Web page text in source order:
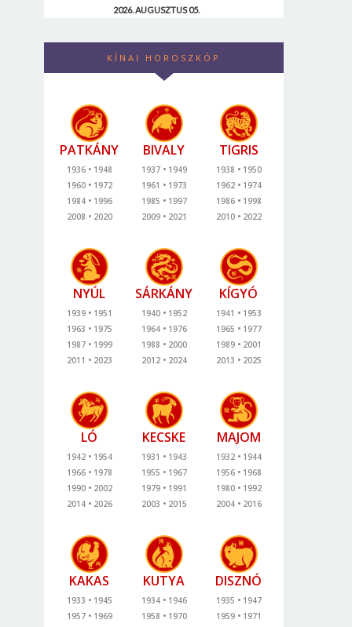
2026. AUGUSZTUS 05.
KÍNAI HOROSZKÓP
PATKÁNY
1936
1948
1960
1972
1984
1996
2008
2020
BIVALY
1937
1949
1961
1973
1985
1997
2009
2021
TIGRIS
1938
1950
1962
1974
1986
1998
2010
2022
NYÚL
1939
1951
1963
1975
1987
1999
2011
2023
SÁRKÁNY
1940
1952
1964
1976
1988
2000
2012
2024
KÍGYÓ
1941
1953
1965
1977
1989
2001
2013
2025
LÓ
1942
1954
1966
1978
1990
2002
2014
2026
KECSKE
1931
1943
1955
1967
1979
1991
2003
2015
MAJOM
1932
1944
1956
1968
1980
1992
2004
2016
KAKAS
1933
1945
1957
1969
KUTYA
1934
1946
1958
1970
DISZNÓ
1935
1947
1959
1971